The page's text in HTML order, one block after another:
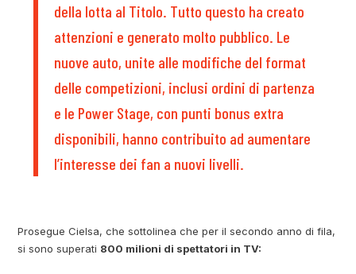
della lotta al Titolo. Tutto questo ha creato
attenzioni e generato molto pubblico. Le
nuove auto, unite alle modifiche del format
delle competizioni, inclusi ordini di partenza
e le Power Stage, con punti bonus extra
disponibili, hanno contribuito ad aumentare
l’interesse dei fan a nuovi livelli.
Prosegue Cielsa, che sottolinea che per il secondo anno di fila,
si sono superati 800 milioni di spettatori in TV: